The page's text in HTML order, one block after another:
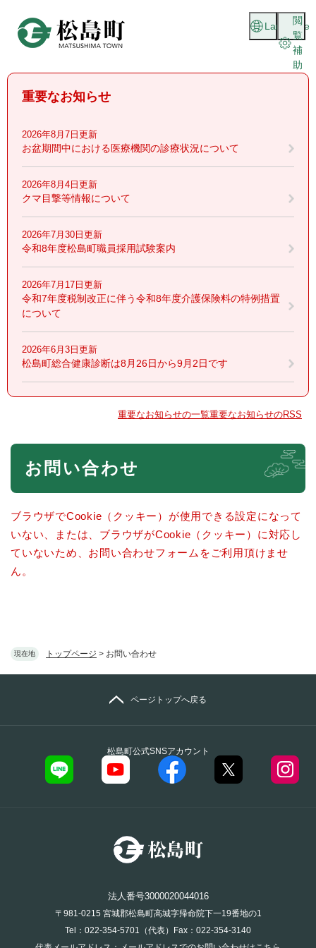
頭
閲
覧
補
助
Language
現在地 トップページ > お問い合わせ
重要なお知らせ
2026年8月7日更新
お盆期間中における医療機関の診療状況について
2026年8月4日更新
クマ目撃等情報について
2026年7月30日更新
令和8年度松島町職員採用試験案内
2026年7月17日更新
令和7年度税制改正に伴う令和8年度介護保険料の特例措置
について
2026年6月3日更新
松島町総合健康診断は8月26日から9月2日です
重要なお知らせの一覧重要なお知らせのRSS
本
お問い合わせ
ブラウザでCookie（クッキー）が使用できる設定になって
いない、または、ブラウザがCookie（クッキー）に対応し
ていないため、お問い合わせフォームをご利用頂けませ
ん。
松島町公式SNSアカウント
ページトップへ戻る
法人番号3000020044016
〒981-0215 宮城郡松島町高城字帰命院下一19番地の1
Tel：022-354-5701（代表）Fax：022-354-3140